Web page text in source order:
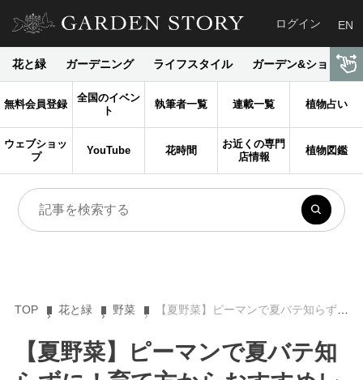
ログイン EN
花と緑 ガーデニング ライフスタイル ガーデン&ショップ
無料会員登録
全国のイベン
ト
執筆者一覧 連載一覧 植物占い
ウェブショッ
プ
YouTube 花時間
お近くの専門
店情報
植物図鑑
TOP 花と緑 野菜 【夏野菜】ピーマンで夏バテ知らずに！育て方からおすすめレシピまでご紹介
【夏野菜】ピーマンで夏バテ知